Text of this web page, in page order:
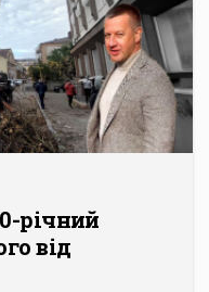
річний
від